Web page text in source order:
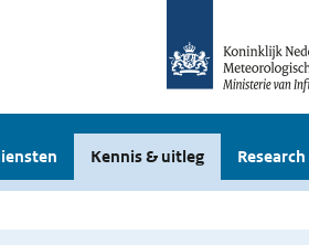
Kennis & uitleg Research